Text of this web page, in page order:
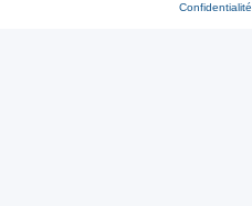
Confidentialité